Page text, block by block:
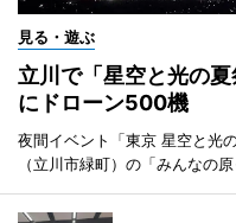
見る・遊ぶ
立川で「星空と光の
にドローン500機
夜間イベント「東京 星空と光
（立川市緑町）の「みんなの